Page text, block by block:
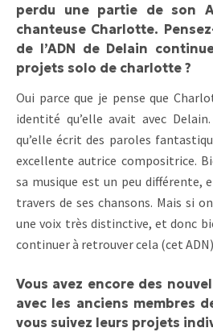
perdu une partie de son
chanteuse Charlotte.
de l’ADN de Delain
projets solo de charlotte ?
Oui parce que je pense que
identité qu’elle avait avec
qu’elle écrit des paroles
excellente autrice compositrice.
sa musique est un peu différente,
travers de ses chansons. Mais si
une voix très distinctive, et donc
continuer à retrouver cela (cet
Vous avez encore des
avec les anciens membres
vous suivez leurs projets